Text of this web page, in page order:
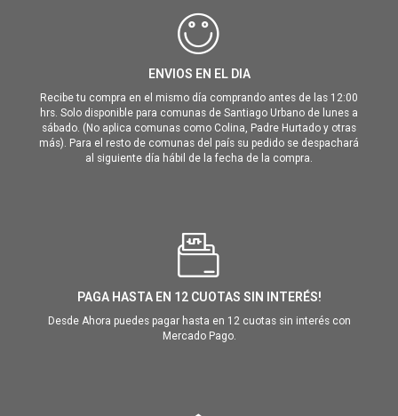
ENVIOS EN EL DIA
Recibe tu compra en el mismo día comprando antes de las 12:00
hrs. Solo disponible para comunas de Santiago Urbano de lunes a
sábado. (No aplica comunas como Colina, Padre Hurtado y otras
más). Para el resto de comunas del país su pedido se despachará
al siguiente día hábil de la fecha de la compra.
PAGA HASTA EN 12 CUOTAS SIN INTERÉS!
Desde Ahora puedes pagar hasta en 12 cuotas sin interés con
Mercado Pago.